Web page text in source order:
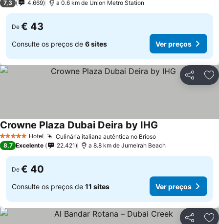
7,3 4.669 a 0.6 km de Union Metro Station
De € 43
Consulte os preços de 6 sites Ver preços
Partilhar
5 Estrelas Hotel Culinária italiana autêntica no Brioso
Crowne Plaza Dubai Deira by IHG
8,7 Excelente 22.421 a 8.8 km de Jumeirah Beach
De € 40
Consulte os preços de 11 sites Ver preços
Partilhar